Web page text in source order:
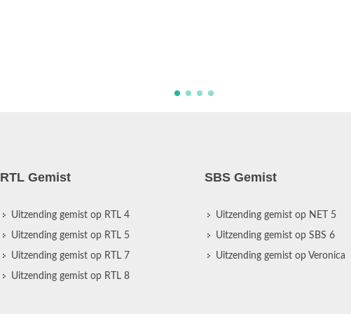
RTL Gemist
Uitzending gemist op RTL 4
Uitzending gemist op RTL 5
Uitzending gemist op RTL 7
Uitzending gemist op RTL 8
SBS Gemist
Uitzending gemist op NET 5
Uitzending gemist op SBS 6
Uitzending gemist op Veronica